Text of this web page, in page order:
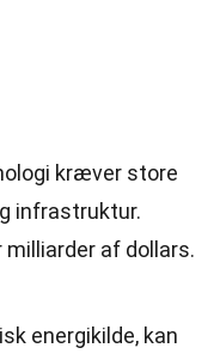
kræver store
infrastruktur.
af dollars.
energikilde, kan